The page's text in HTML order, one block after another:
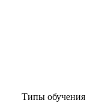
Типы обучения